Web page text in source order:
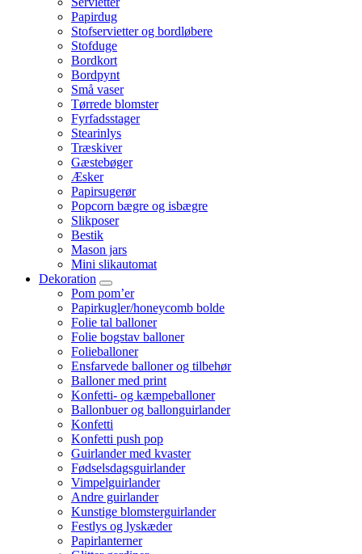
Papirdug
Stofservietter og bordløbere
Stofduge
Bordkort
Bordpynt
Små vaser
Tørrede blomster
Fyrfadsstager
Stearinlys
Træskiver
Gæstebøger
Æsker
Papirsugerør
Popcorn bægre og isbægre
Slikposer
Bestik
Mason jars
Mini slikautomat
Dekoration
Pom pom’er
Papirkugler/honeycomb bolde
Folie tal balloner
Folie bogstav balloner
Folieballoner
Ensfarvede balloner og tilbehør
Balloner med print
Konfetti- og kæmpeballoner
Ballonbuer og ballonguirlander
Konfetti
Konfetti push pop
Guirlander med kvaster
Fødselsdagsguirlander
Vimpelguirlander
Andre guirlander
Kunstige blomsterguirlander
Festlys og lyskæder
Papirlanterner